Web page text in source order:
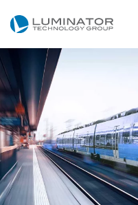
Zum Hauptinhalt